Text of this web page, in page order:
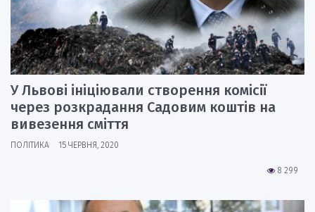
У Львові ініціювали створення комісії
через розкрадання Садовим коштів на
вивезення сміття
ПОЛІТИКА 15 ЧЕРВНЯ, 2020
8 299